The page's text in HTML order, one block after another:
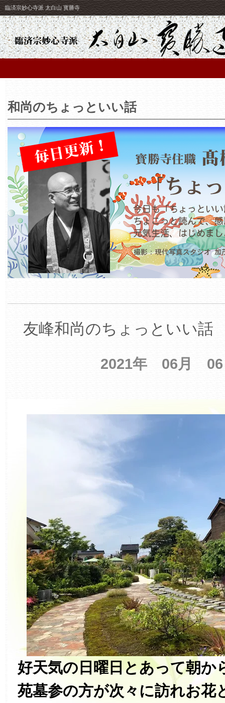
臨済宗妙心寺派 太白山 寳勝寺
和尚のちょっといい話
友峰和尚のちょっといい話
2021年 06月
好天気の日曜日とあって朝か
苑墓参の方が次々に訪れお花